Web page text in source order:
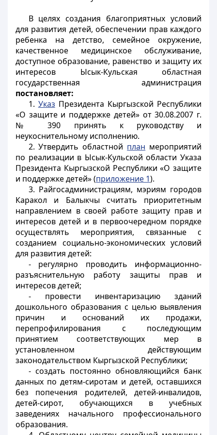
В целях создания благоприятных условий
для развития детей, обеспечении прав каждого
ребенка на детство, семейное окружение,
качественное медицинское обслуживание,
доступное образование, равенство и защиту их
интересов Ысык-Кульская областная
государственная администрация
постановляет:
1. Указ Президента Кыргызской Республики
«О защите и поддержке детей» от30.08.2007 г.
№ 390 принять к руководству и
неукоснительному исполнению.
2. Утвердить областной план мероприятий
по реализации в Ысык-Кульской области Указа
Президента Кыргызской Республики «О защите
и поддержке детей» (приложение 1).
3. Райгосадминистрациям, мэриям городов
Каракол и Балыкчы считать приоритетным
направлением в своей работе защиту прав и
интересов детей и в первоочередном порядке
осуществлять мероприятия, связанные с
созданием социально-экономических условий
для развития детей:
- регулярно проводить информационно-
разъяснительную работу защиты прав и
интересов детей;
- провести инвентаризацию зданий
дошкольного образования с целью выявления
причин и оснований их продажи,
перепрофилирования с последующим
принятием соответствующих мер в
установленном действующим
законодательством Кыргызской Республики;
- создать постоянно обновляющийся банк
данных по детям-сиротам и детей, оставшихся
без попечения родителей, детей-инвалидов,
детей-сирот, обучающихся в учебных
заведениях начального профессионального
образования.